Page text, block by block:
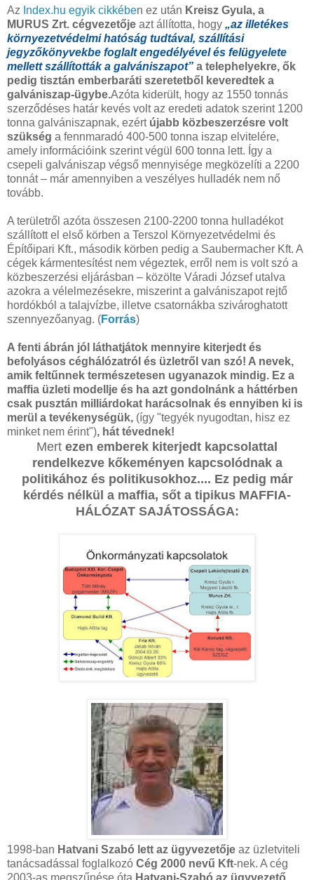
Az Index.hu egyik cikkében ez után Kreisz Gyula, a
MURUS Zrt. cégvezetője azt állította, hogy „az illetékes
környezetvédelmi hatóság tudtával, szállítási
jegyzőkönyvekbe foglalt engedélyével és felügyelete
mellett szállították a galvániszapot” a telephelyekre, ők
pedig tisztán emberbaráti szeretetből keveredtek a
galvániszap-ügybe.Azóta kiderült, hogy az 1550 tonnás
szerződéses határ kevés volt az eredeti adatok szerint 1200
tonna galvániszapnak, ezért újabb közbeszerzésre volt
szükség a fennmaradó 400-500 tonna iszap elvitelére,
amely információink szerint végül 600 tonna lett. Így a
csepeli galvániszap végső mennyisége megközelíti a 2200
tonnát – már amennyiben a veszélyes hulladék nem nő
tovább.
A területről azóta összesen 2100-2200 tonna hulladékot
szállított el első körben a Terszol Környezetvédelmi és
Építőipari Kft., második körben pedig a Saubermacher Kft. A
cégek kármentesítést nem végeztek, erről nem is volt szó a
közbeszerzési eljárásban – közölte Váradi József utalva
azokra a vélelmezésekre, miszerint a galvániszapot rejtő
hordókból a talajvízbe, illetve csatornákba szivároghatott
szennyezőanyag. (Forrás)
A fenti ábrán jól láthatjátok mennyire kiterjedt és
befolyásos céghálózatról és üzletről van szó! A nevek,
amik feltűnnek természetesen ugyanazok mindig. Ez a
maffia üzleti modellje és ha azt gondolnánk a háttérben
csak pusztán milliárdokat harácsolnak és ennyiben ki is
merül a tevékenységük, (így "tegyék nyugodtan, hisz ez
minket nem érint"), hát tévednek!
Mert ezen emberek kiterjedt kapcsolattal
rendelkezve kőkeményen kapcsolódnak a
politikához és politikusokhoz.... Ez pedig már
kérdés nélkül a maffia, sőt a tipikus MAFFIA-
HÁLÓZAT SAJÁTOSSÁGA:
1998-ban Hatvani Szabó lett az ügyvezetője az üzletviteli
tanácsadással foglalkozó Cég 2000 nevű Kft-nek. A cég
2003-as megszűnése óta Hatvani-Szabó az ügyvezető